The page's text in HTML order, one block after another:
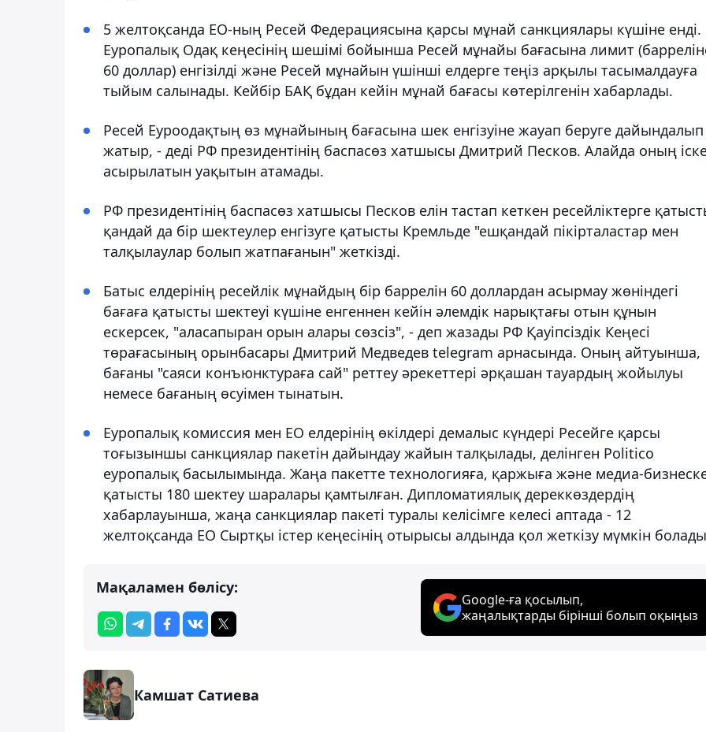
5 желтоқсанда ЕО-ның Ресей Федерациясына қарсы мұнай санкциялары күшіне енді.
Еуропалық Одақ кеңесінің шешімі бойынша Ресей мұнайы бағасына лимит
60 доллар) енгізілді және Ресей мұнайын үшінші елдерге теңіз арқылы тасымалдауға
тыйым салынады. Кейбір БАҚ бұдан кейін мұнай бағасы көтерілгенін хабарлады.
Ресей Еуроодақтың өз мұнайының бағасына шек енгізуіне жауап беруге дайындалып
жатыр, - деді РФ президентінің баспасөз хатшысы Дмитрий Песков. Алайда оның
асырылатын уақытын атамады.
РФ президентінің баспасөз хатшысы Песков елін тастап кеткен ресейліктерге
қандай да бір шектеулер енгізуге қатысты Кремльде "ешқандай пікірталастар мен
талқылаулар болып жатпағанын" жеткізді.
Батыс елдерінің ресейлік мұнайдың бір баррелін 60 доллардан асырмау жөніндегі
бағаға қатысты шектеуі күшіне енгеннен кейін әлемдік нарықтағы отын құнын
ескерсек, "аласапыран орын алары сөзсіз", - деп жазады РФ Қауіпсіздік Кеңесі
төрағасының орынбасары Дмитрий Медведев telegram арнасында. Оның айтуынша,
бағаны "саяси конъюнктураға сай" реттеу әрекеттері әрқашан тауардың жойылуы
немесе бағаның өсуімен тынатын.
Еуропалық комиссия мен ЕО елдерінің өкілдері демалыс күндері Ресейге қарсы
тоғызыншы санкциялар пакетін дайындау жайын талқылады, делінген Politico
еуропалық басылымында. Жаңа пакетте технологияға, қаржыға және медиа-
қатысты 180 шектеу шаралары қамтылған. Дипломатиялық дереккөздердің
хабарлауынша, жаңа санкциялар пакеті туралы келісімге келесі аптада - 12
желтоқсанда ЕО Сыртқы істер кеңесінің отырысы алдында қол жеткізу мүмкін
Мақаламен бөлісу:
Google-ға қосылып,
жаңалықтарды бірінші болып оқыңыз
Камшат Сатиева